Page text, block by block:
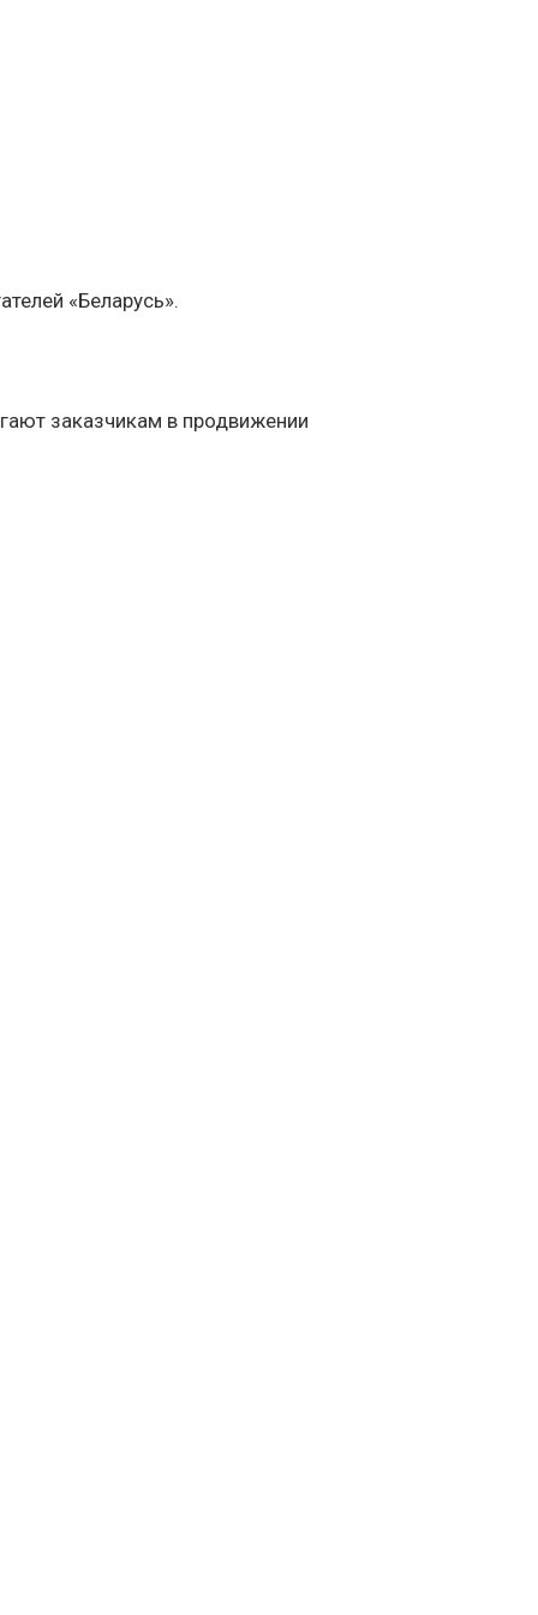
«Беларусь».
заказчикам в продвижении